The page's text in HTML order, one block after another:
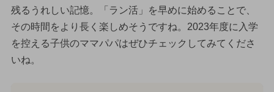
残るうれしい記憶。「ラン活」を早めに始めることで、
その時間をより長く楽しめそうですね。2023年度に入学
を控える子供のママパパはぜひチェックしてみてくださ
いね。